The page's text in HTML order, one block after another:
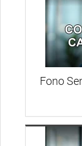
Fono